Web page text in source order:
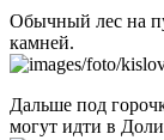
Обычный лес на
камней.
Дальше под
могут идти в